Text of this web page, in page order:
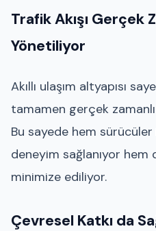
Trafik Akışı Gerçek
Yönetiliyor
Akıllı ulaşım altyapısı
tamamen gerçek
Bu sayede hem sürücüler
deneyim sağlanıyor hem
minimize ediliyor.
Çevresel Katkı da